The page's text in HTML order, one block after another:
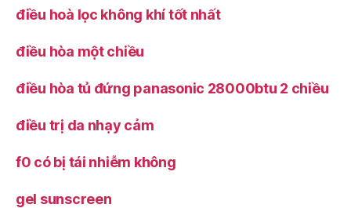
điều hoà lọc không khí tốt nhất
điều hòa một chiều
điều hòa tủ đứng panasonic 28000btu 2 chiều
điều trị da nhạy cảm
f0 có bị tái nhiễm không
gel sunscreen